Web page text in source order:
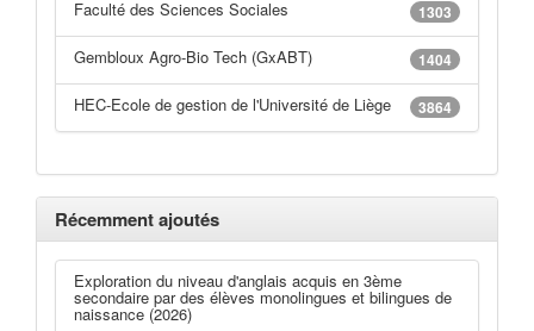
Faculté des Sciences Sociales 1303
Gembloux Agro-Bio Tech (GxABT) 1404
HEC-Ecole de gestion de l'Université de Liège 3864
Récemment ajoutés
Exploration du niveau d'anglais acquis en 3ème
secondaire par des élèves monolingues et bilingues de
naissance (2026)